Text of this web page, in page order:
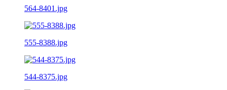
564-8401.jpg
555-8388.jpg
544-8375.jpg